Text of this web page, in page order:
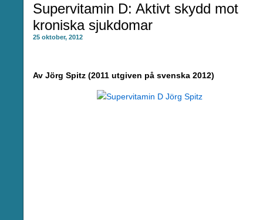
Supervitamin D: Aktivt skydd mot
kroniska sjukdomar
25 oktober, 2012
Av Jörg Spitz (2011 utgiven på svenska 2012)